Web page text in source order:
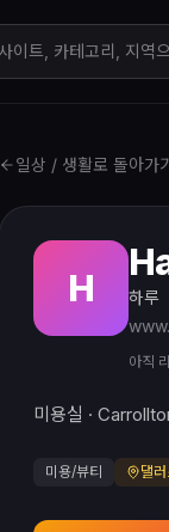
일상 / 생활로 돌아가
H
하루
아직
미용실 ·
미용/뷰티 댈